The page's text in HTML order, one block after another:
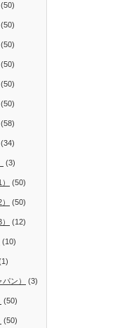
(50)
(50)
(50)
(50)
(50)
(50)
(58)
(34)
(3)
(50)
(50)
(12)
(10)
ン） (3)
(50)
(50)